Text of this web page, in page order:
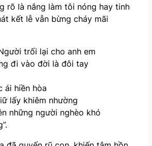
rõ là nắng làm tôi nóng hay tinh
kết lễ vẫn bừng cháy mãi
trối lại cho anh em
đi vào đời là đôi tay
ái hiền hòa
lấy khiêm nhường
những người nghèo khó